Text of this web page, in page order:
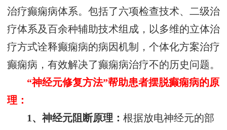
治疗癫痫病体系。包括了六项检查技术、二级治
疗体系及百余种辅助技术组成，以多维的立体治
疗方式诠释癫痫病的病因机制，个体化方案治疗
癫痫病，有效解决了癫痫病治疗不的历史问题。
“神经元修复方法”帮助患者摆脱癫痫病的原
理：
1、神经元阻断原理：根据放电神经元的部